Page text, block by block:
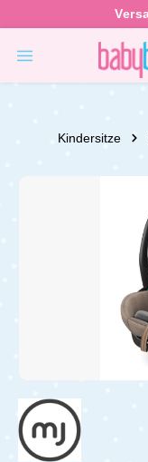
Kindersitze